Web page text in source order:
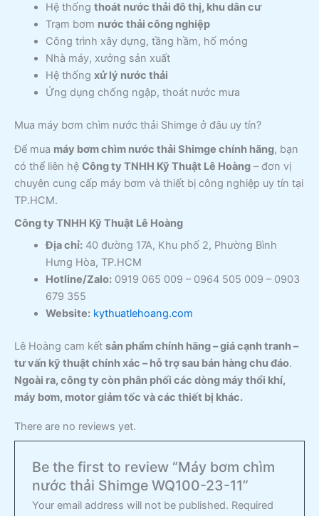
Hệ thống thoát nước thải đô thị, khu dân cư
Trạm bơm nước thải công nghiệp
Công trình xây dựng, tầng hầm, hố móng
Nhà máy, xưởng sản xuất
Hệ thống xử lý nước thải
Ứng dụng chống ngập, thoát nước mưa
Mua máy bơm chìm nước thải Shimge ở đâu uy tín?
Để mua máy bơm chìm nước thải Shimge chính hãng, bạn
có thể liên hệ Công ty TNHH Kỹ Thuật Lê Hoàng – đơn vị
chuyên cung cấp máy bơm và thiết bị công nghiệp uy tín tại
TP.HCM.
Công ty TNHH Kỹ Thuật Lê Hoàng
Địa chỉ:40 đường 17A, Khu phố 2, Phường Bình
Hưng Hòa, TP.HCM
Hotline/Zalo:0919 065 009 – 0964 505 009 – 0903
679 355
Website: kythuatlehoang.com
Lê Hoàng cam kết sản phẩm chính hãng – giá cạnh tranh –
tư vấn kỹ thuật chính xác – hỗ trợ sau bán hàng chu đáo.
Ngoài ra, công ty còn phân phối các dòng máy thổi khí,
máy bơm, motor giảm tốc và các thiết bị khác.
There are no reviews yet.
Be the first to review “Máy bơm chìm
nước thải Shimge WQ100-23-11”
Your email address will not be published. Required